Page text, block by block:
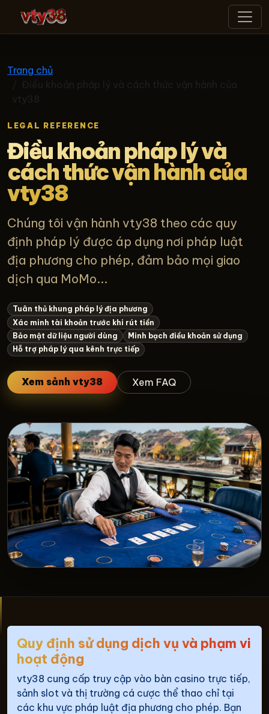
vty38
Trang chủ
Điều khoản pháp lý và cách thức vận hành của
vty38
LEGAL REFERENCE
Điều khoản pháp lý và
cách thức vận hành của
vty38
Chúng tôi vận hành vty38 theo các quy
định pháp lý được áp dụng nơi pháp luật
địa phương cho phép, đảm bảo mọi giao
dịch qua MoMo...
Tuân thủ khung pháp lý địa phương
Xác minh tài khoản trước khi rút tiền
Bảo mật dữ liệu người dùng
Minh bạch điều khoản sử dụng
Hỗ trợ pháp lý qua kênh trực tiếp
Xem sảnh vty38 Xem FAQ
Quy định sử dụng dịch vụ và phạm vi
hoạt động
vty38 cung cấp truy cập vào bàn casino trực tiếp,
sảnh slot và thị trường cá cược thể thao chỉ tại
các khu vực pháp luật địa phương cho phép. Bạn